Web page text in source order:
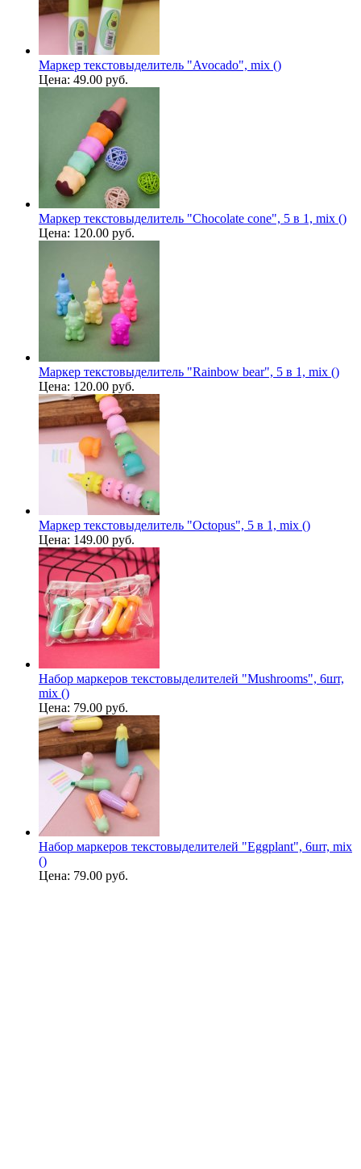
Маркер текстовыделитель "Avocado", mix ()
Цена: 49.00 руб.
Маркер текстовыделитель "Сhocolate cone", 5 в 1, mix ()
Цена: 120.00 руб.
Маркер текстовыделитель "Rainbow bear", 5 в 1, mix ()
Цена: 120.00 руб.
Маркер текстовыделитель "Octopus", 5 в 1, mix ()
Цена: 149.00 руб.
Набор маркеров текстовыделителей "Mushrooms", 6шт,
mix ()
Цена: 79.00 руб.
Набор маркеров текстовыделителей "Eggplant", 6шт, mix
()
Цена: 79.00 руб.